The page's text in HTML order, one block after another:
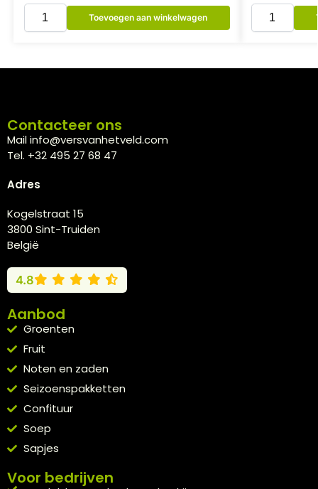
Toevoegen aan winkelwagen
Contacteer ons
Mail info@versvanhetveld.com
Tel. +32 495 27 68 47
Adres
Kogelstraat 15
3800 Sint-Truiden
België
4.8
Aanbod
Groenten
Fruit
Noten en zaden
Seizoenspakketten
Confituur
Soep
Sapjes
Voor bedrijven